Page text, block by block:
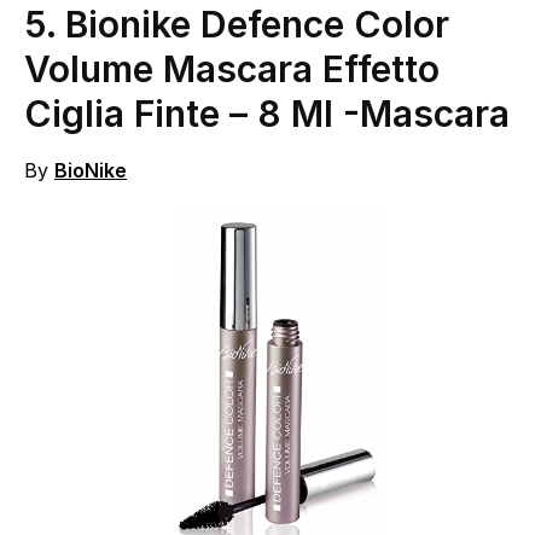
5. Bionike Defence Color
Volume Mascara Effetto
Ciglia Finte – 8 Ml -Mascara
By BioNike